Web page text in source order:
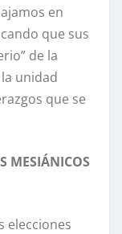
en
que sus
de la
unidad
que se
MESIÁNICOS
elecciones